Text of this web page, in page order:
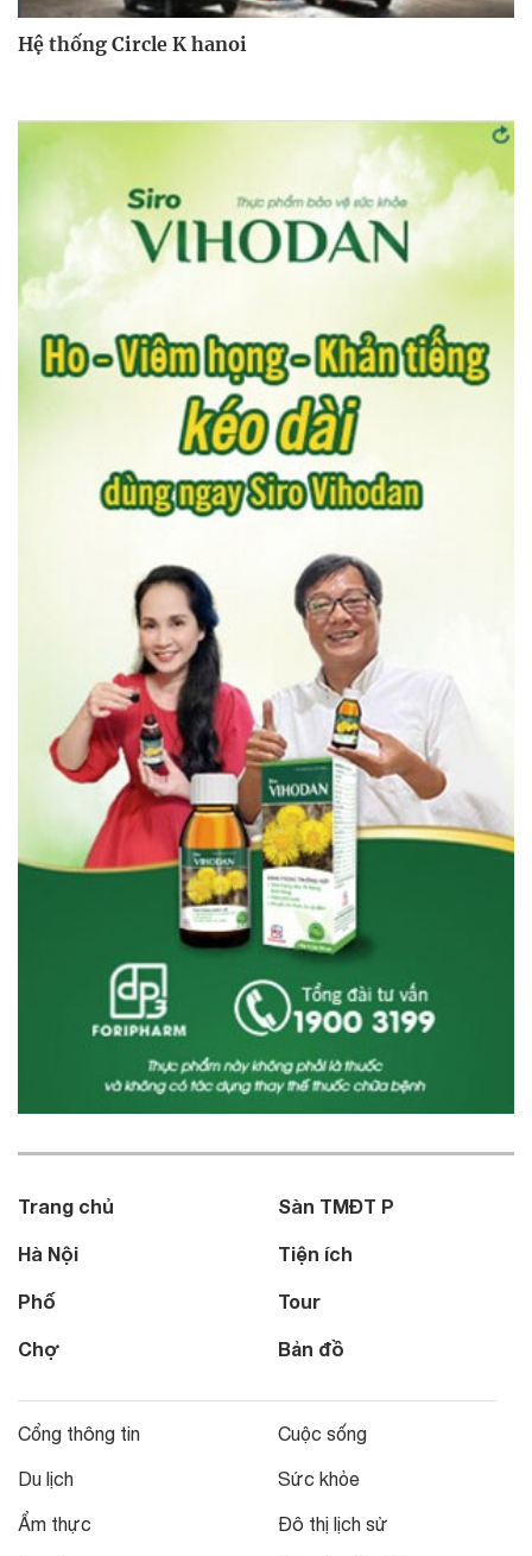
Hệ thống Circle K hanoi
Trang chủ
Hà Nội
Phố
Chợ
Sàn TMĐT P
Tiện ích
Tour
Bản đồ
Cổng thông tin
Du lịch
Ẩm thực
Cuộc sống
Sức khỏe
Đô thị lịch sử